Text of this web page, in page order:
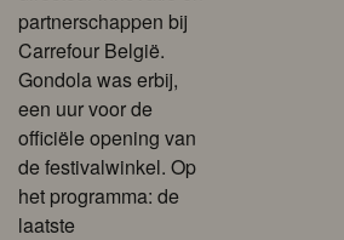
partnerschappen bij
Carrefour België.
Gondola was erbij,
een uur voor de
officiële opening van
de festivalwinkel. Op
het programma: de
laatste